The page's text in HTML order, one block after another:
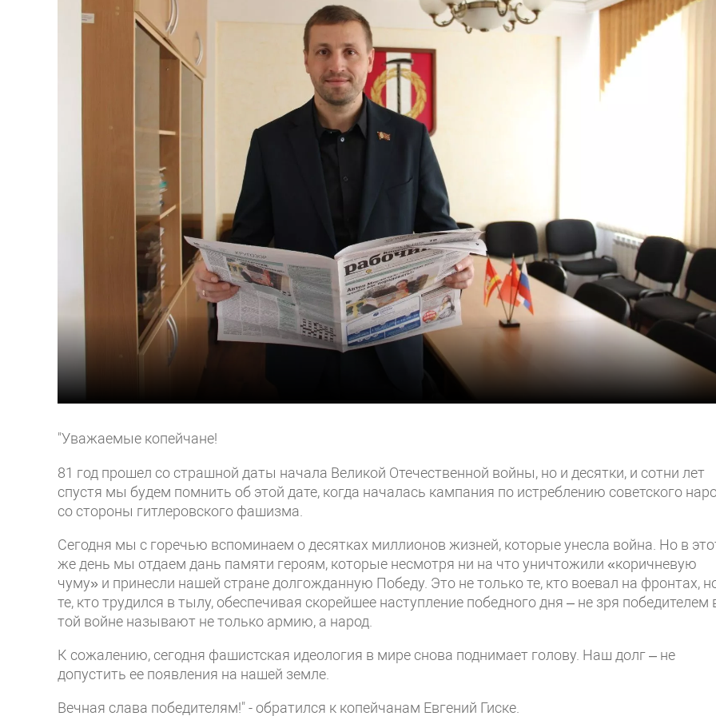
"Уважаемые копейчане!
81 год прошел со страшной даты начала Великой Отечественной войны, но и десятки, и сотни лет
спустя мы будем помнить об этой дате, когда началась кампания по истреблению советского
со стороны гитлеровского фашизма.
Сегодня мы с горечью вспоминаем о десятках миллионов жизней, которые унесла война. Но в
же день мы отдаем дань памяти героям, которые несмотря ни на что уничтожили «коричневую
чуму» и принесли нашей стране долгожданную Победу. Это не только те, кто воевал на фронтах,
те, кто трудился в тылу, обеспечивая скорейшее наступление победного дня – не зря победителем
той войне называют не только армию, а народ.
К сожалению, сегодня фашистская идеология в мире снова поднимает голову. Наш долг – не
допустить ее появления на нашей земле.
Вечная слава победителям!" - обратился к копейчанам Евгений Гиске.